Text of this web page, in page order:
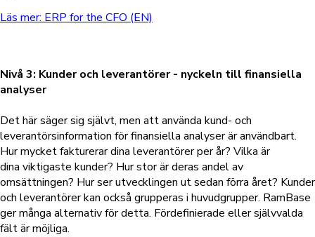
Läs mer: ERP for the CFO (EN)
Nivå 3: Kunder och leverantörer - nyckeln till finansiella
analyser
Det här säger sig självt, men att använda kund- och
leverantörsinformation för finansiella analyser är användbart.
Hur mycket fakturerar dina leverantörer per år? Vilka är
dina viktigaste kunder? Hur stor är deras andel av
omsättningen? Hur ser utvecklingen ut sedan förra året? Kunder
och leverantörer kan också grupperas i huvudgrupper. RamBase
ger många alternativ för detta. Fördefinierade eller självvalda
fält är möjliga.